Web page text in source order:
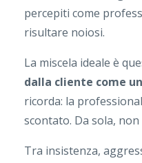
percepiti come
risultare noiosi.
La miscela ideale è
dalla cliente come
ricorda: la
scontato. Da sola,
Tra insistenza,